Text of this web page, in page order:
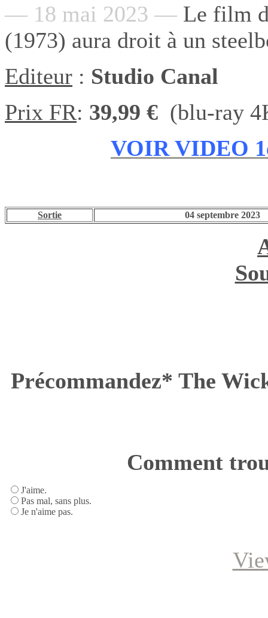
— 18 mai 2023 — Le film
(1973) aura droit à un
Editeur : Studio Canal
Prix FR: 39,99 € (blu-ray
VOIR VIDEO
Sortie 04 septembre 2023
Précommandez* The
Comment
J'aime.
Pas mal, sans plus.
Je n'aime pas.